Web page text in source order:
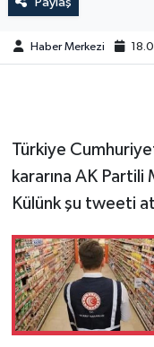
Haber Merkezi
Türkiye
kararına AK
Külünk şu tweeti